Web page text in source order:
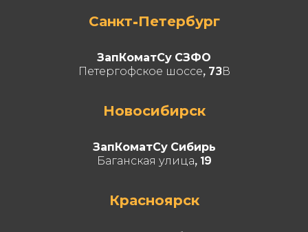
Санкт-Петербург
ЗапКоматСу СЗФО
Петергофское шоссе, 73В
Новосибирск
ЗапКоматСу Сибирь
Баганская улица, 19
Красноярск